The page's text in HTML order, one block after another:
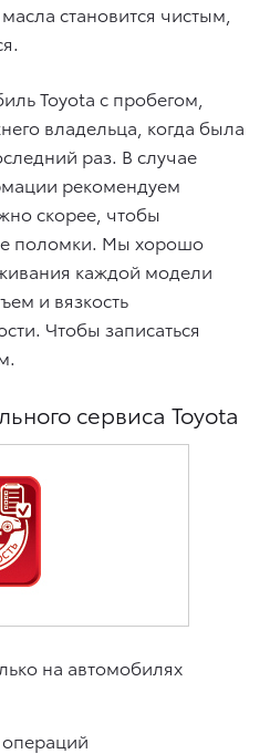
становится чистым,
Toyota с пробегом,
владельца, когда была
раз. В случае
рекомендуем
скорее, чтобы
поломки. Мы хорошо
каждой модели
и вязкость
Чтобы записаться
сервиса Toyota
на автомобилях
операций